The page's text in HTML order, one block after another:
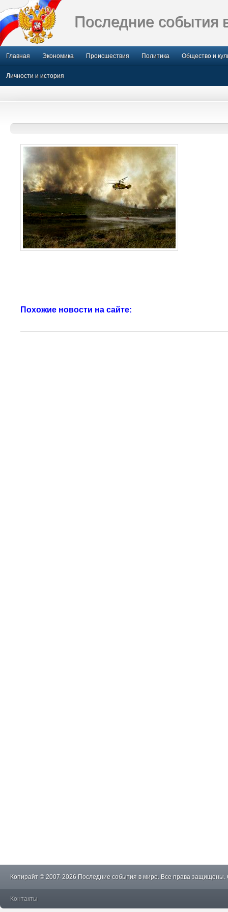
Последние события
Главная Экономика Происшествия Политика Общество и
Личности и история
Похожие новости на сайте:
Копирайт © 2007-2026 Последние события в мире. Все права защищены.
Контакты